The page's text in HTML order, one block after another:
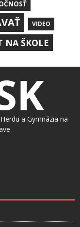
VIDEO
NA ŠKOLE
a Gymnázia na